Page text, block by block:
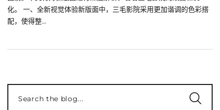
化。 一、全新视觉体验新版面中，三毛影院采用更加谐调的色彩搭
配，使得整...
Search the blog...